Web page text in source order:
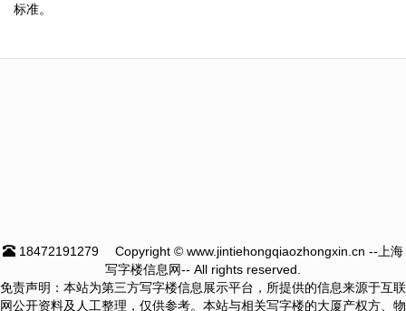
标准。
18472191279
Copyright © www.jintiehongqiaozhongxin.cn --上海
写字楼信息网-- All rights reserved.
免责声明：本站为第三方写字楼信息展示平台，所提供的信息来源于互联
网公开资料及人工整理，仅供参考。本站与相关写字楼的大厦产权方、物